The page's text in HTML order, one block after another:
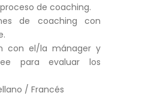
de coaching.
de coaching con
con el/la mánager y
para evaluar los
/ Francés